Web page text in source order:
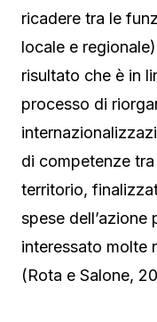
ricadere tra le
locale e
risultato che è in
processo di
di competenze
territorio,
spese
interessato molte
(Rota e Salone,